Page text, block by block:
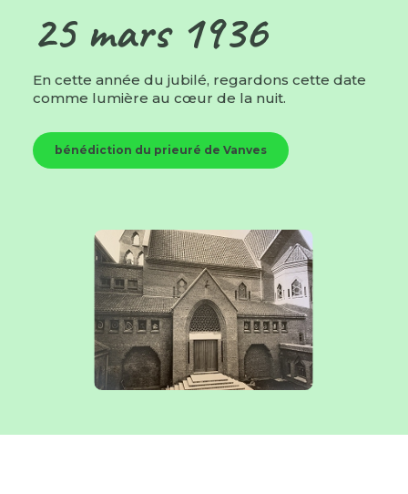
25 mars 1936
En cette année du jubilé, regardons cette date
comme lumière au cœur de la nuit.
bénédiction du prieuré de Vanves